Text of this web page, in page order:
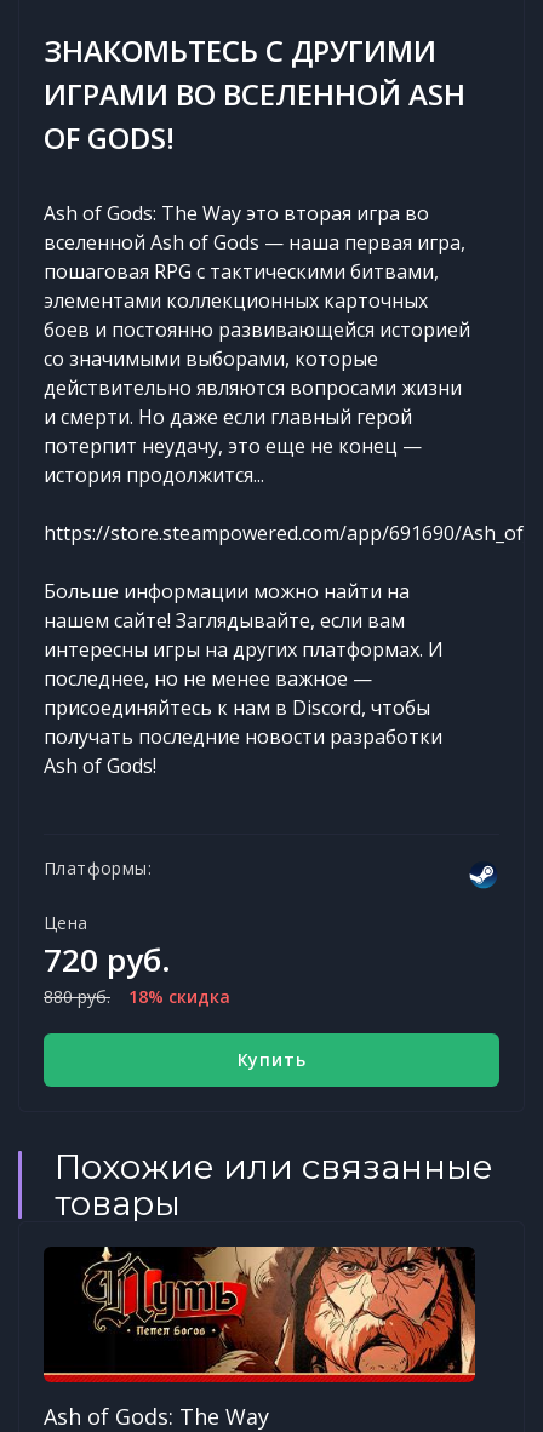
ЗНАКОМЬТЕСЬ С ДРУГИМИ
ИГРАМИ ВО ВСЕЛЕННОЙ ASH
OF GODS!
Ash of Gods: The Way это вторая игра во
вселенной Ash of Gods — наша первая игра,
пошаговая RPG с тактическими битвами,
элементами коллекционных карточных
боев и постоянно развивающейся историей
со значимыми выборами, которые
действительно являются вопросами жизни
и смерти. Но даже если главный герой
потерпит неудачу, это еще не конец —
история продолжится...
https://store.steampowered.com/app/691690/
Больше информации можно найти на
нашем сайте! Заглядывайте, если вам
интересны игры на других платформах. И
последнее, но не менее важное —
присоединяйтесь к нам в Discord, чтобы
получать последние новости разработки
Ash of Gods!
Платформы:
Цена
720 руб.
880 руб. 18% скидка
Купить
Похожие или связанные
товары
Ash of Gods: The Way